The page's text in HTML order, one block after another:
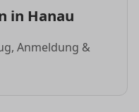
in Hanau
Anmeldung &